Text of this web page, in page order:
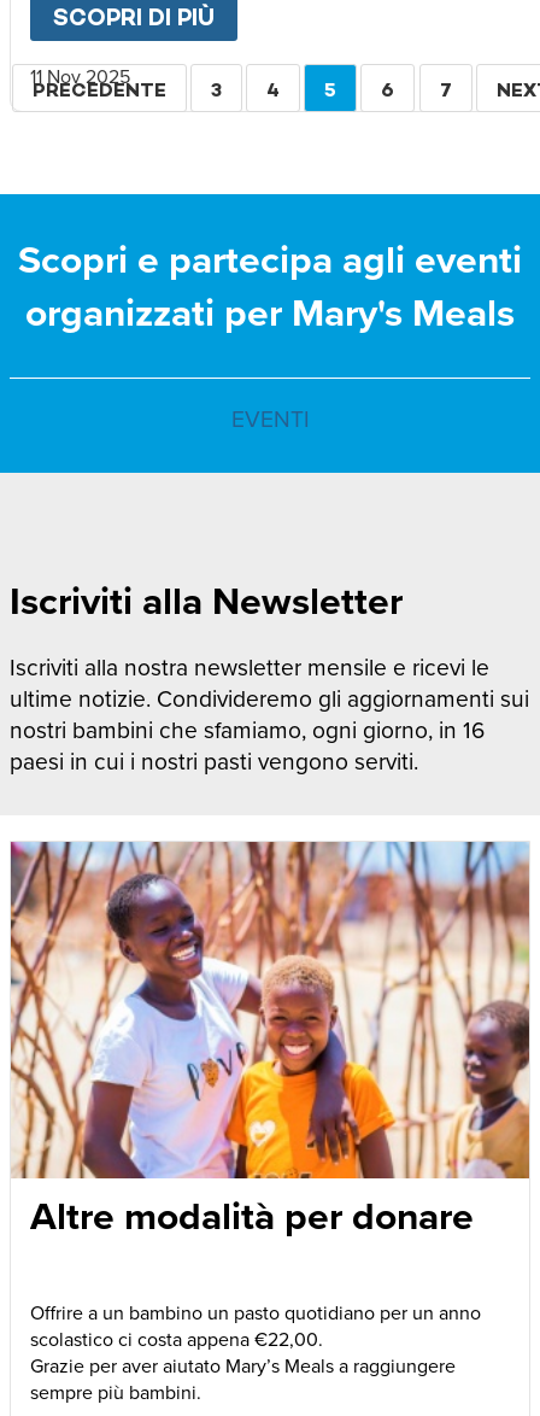
SCOPRI DI PIÙ
11 Nov 2025
Paginazione
PAGINA
PRECEDENTE PAGINA
3 PAGINA
4
PAGINA
5 PAGINA
6 PAGINA
7
Scopri e partecipa agli eventi
organizzati per Mary's Meals
EVENTI
Iscriviti alla Newsletter
Iscriviti alla nostra newsletter mensile e ricevi le
ultime notizie. Condivideremo gli aggiornamenti sui
nostri bambini che sfamiamo, ogni giorno, in 16
paesi in cui i nostri pasti vengono serviti.
Altre modalità per donare
Offrire a un bambino un pasto quotidiano per un anno
scolastico ci costa appena €22,00.
Grazie per aver aiutato Mary’s Meals a raggiungere
sempre più bambini.